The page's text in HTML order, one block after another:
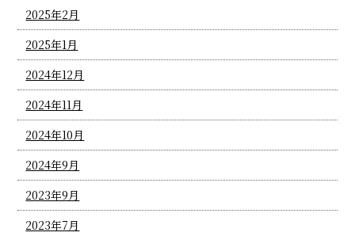
2025年2月
2025年1月
2024年12月
2024年11月
2024年10月
2024年9月
2023年9月
2023年7月